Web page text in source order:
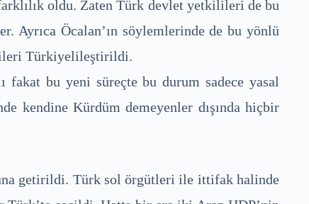
oldu. Zaten Türk devlet yetkilileri de bu
Ayrıca Öcalan’ın söylemlerinde de bu yönlü
Türkiyelileştirildi.
bu yeni süreçte bu durum sadece yasal
kendine Kürdüm demeyenler dışında hiçbir
getirildi. Türk sol örgütleri ile ittifak halinde